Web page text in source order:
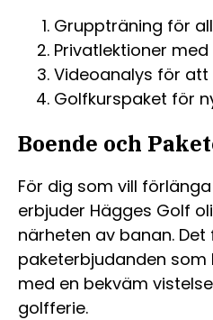
Gruppträning för
Privatlektioner
Videoanalys för
Golfkurspaket för
Boende och
För dig som vill
erbjuder Hägges Golf
närheten av banan. Det
paketerbjudanden
med en bekväm
golfferie.